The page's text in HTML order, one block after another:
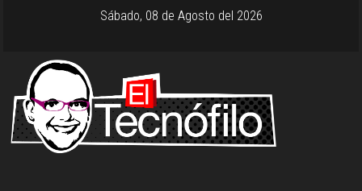
Sábado, 08 de Agosto del 2026